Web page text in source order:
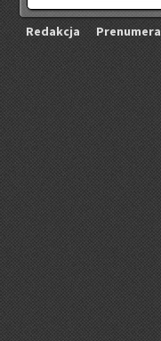
Re­dak­cja